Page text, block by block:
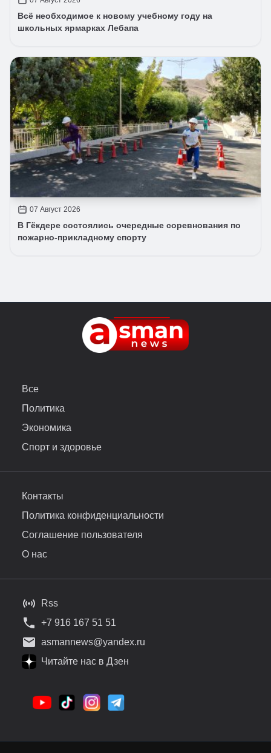
Всё необходимое к новому учебному году на
школьных ярмарках Лебапа
07 Август 2026
В Гёкдере состоялись очередные соревнования по
пожарно-прикладному спорту
Все
Политика
Экономика
Спорт и здоровье
Контакты
Политика конфиденциальности
Соглашение пользователя
О нас
Rss
+7 916 167 51 51
asmannews@yandex.ru
Читайте нас в Дзен